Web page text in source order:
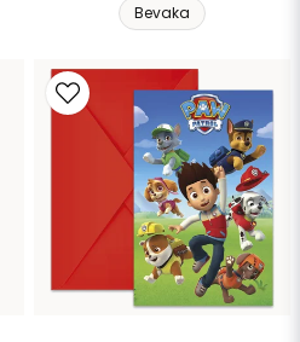
Bevaka